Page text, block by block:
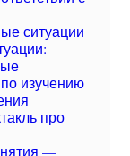
ситуации
изучению
про
—